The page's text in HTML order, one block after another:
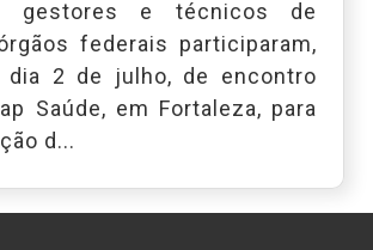
gestores e técnicos de
federais participaram,
dia 2 de julho, de encontro
Saúde, em Fortaleza, para
d...